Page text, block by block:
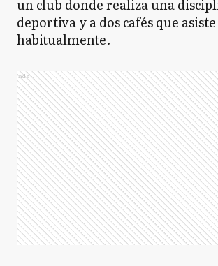
un club donde realiza una
deportiva y a dos cafés que asiste
habitualmente.
Ads